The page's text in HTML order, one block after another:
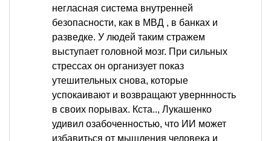
негласная система внутренней
безопасности, как в МВД , в банках и
разведке. У людей таким стражем
выступает головной мозг. При сильных
стрессах он организует показ
утешительных снова, которые
успокаивают и возвращают уверннность
в своих порывах. Кста.., Лукашенко
удивил озабоченностью, что ИИ может
избавиться от мышления человека и